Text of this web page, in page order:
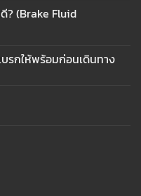
? (Brake Fluid
รกให้พร้อมก่อนเดินทาง